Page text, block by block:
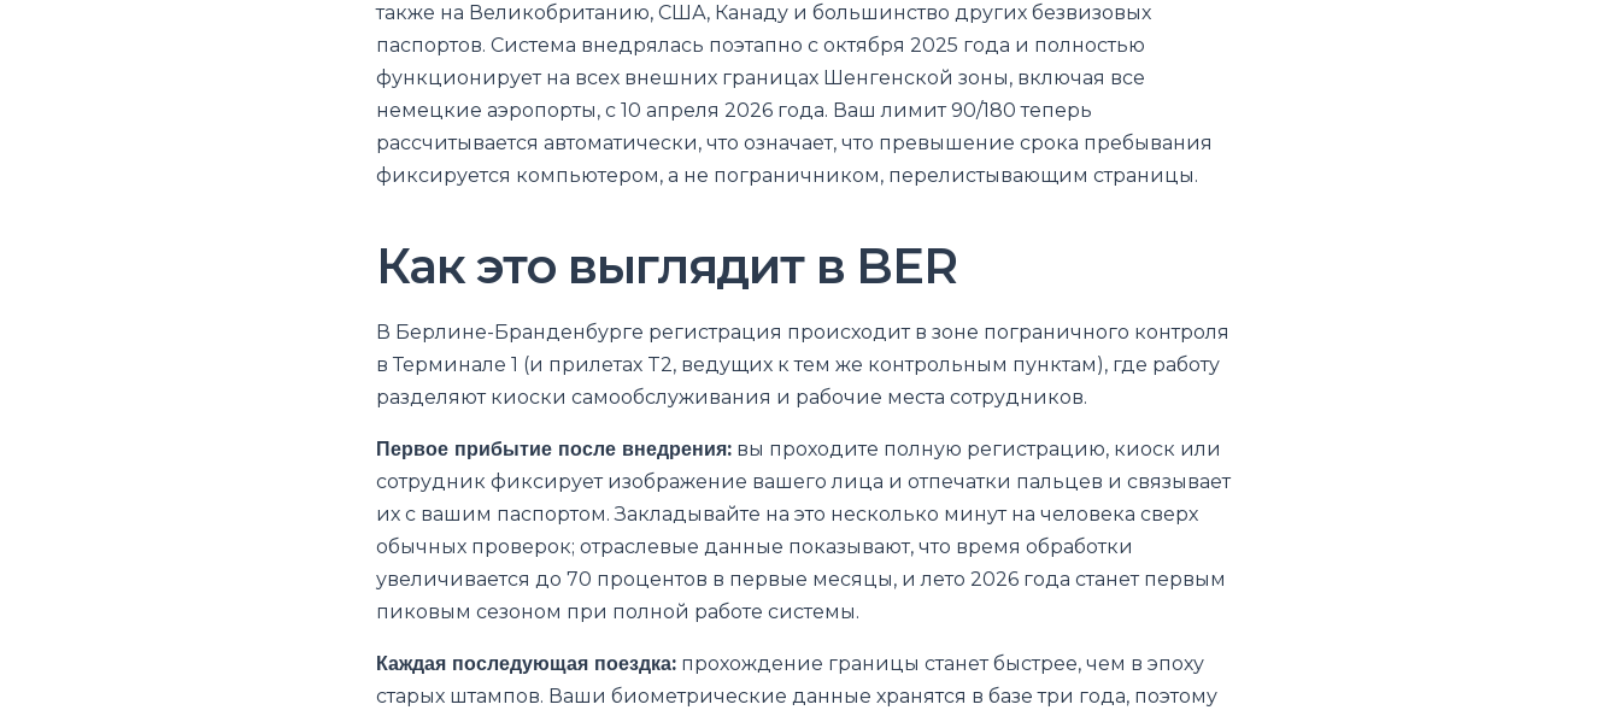
также на Великобританию, США, Канаду и большинство других безвизовых
паспортов. Система внедрялась поэтапно с октября 2025 года и полностью
функционирует на всех внешних границах Шенгенской зоны, включая все
немецкие аэропорты, с 10 апреля 2026 года. Ваш лимит 90/180 теперь
рассчитывается автоматически, что означает, что превышение срока пребывания
фиксируется компьютером, а не пограничником, перелистывающим страницы.
Как это выглядит в BER
В Берлине-Бранденбурге регистрация происходит в зоне пограничного контроля
в Терминале 1 (и прилетах T2, ведущих к тем же контрольным пунктам), где работу
разделяют киоски самообслуживания и рабочие места сотрудников.
Первое прибытие после внедрения: вы проходите полную регистрацию, киоск или
сотрудник фиксирует изображение вашего лица и отпечатки пальцев и связывает
их с вашим паспортом. Закладывайте на это несколько минут на человека сверх
обычных проверок; отраслевые данные показывают, что время обработки
увеличивается до 70 процентов в первые месяцы, и лето 2026 года станет первым
пиковым сезоном при полной работе системы.
Каждая последующая поездка: прохождение границы станет быстрее, чем в эпоху
старых штампов. Ваши биометрические данные хранятся в базе три года, поэтому